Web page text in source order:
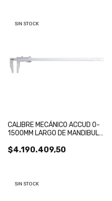
SIN STOCK
CALIBRE MECÁNICO ACCUD 0-
1500MM LARGO DE MANDIBULA
$4.190.409,50
SIN STOCK